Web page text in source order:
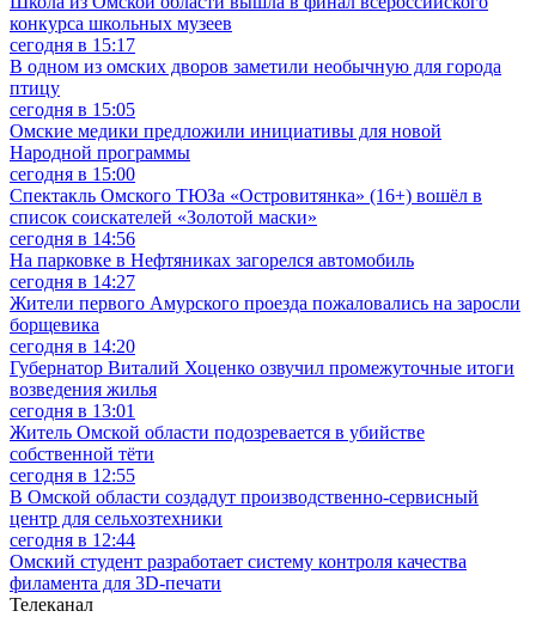
конкурса школьных музеев
сегодня в 15:17
В одном из омских дворов заметили необычную для города
птицу
сегодня в 15:05
Омские медики предложили инициативы для новой
Народной программы
сегодня в 15:00
Спектакль Омского ТЮЗа «Островитянка» (16+) вошёл в
список соискателей «Золотой маски»
сегодня в 14:56
На парковке в Нефтяниках загорелся автомобиль
сегодня в 14:27
Жители первого Амурского проезда пожаловались на заросли
борщевика
сегодня в 14:20
Губернатор Виталий Хоценко озвучил промежуточные итоги
возведения жилья
сегодня в 13:01
Житель Омской области подозревается в убийстве
собственной тёти
сегодня в 12:55
В Омской области создадут производственно-сервисный
центр для сельхозтехники
сегодня в 12:44
Омский студент разработает систему контроля качества
филамента для 3D-печати
Телеканал